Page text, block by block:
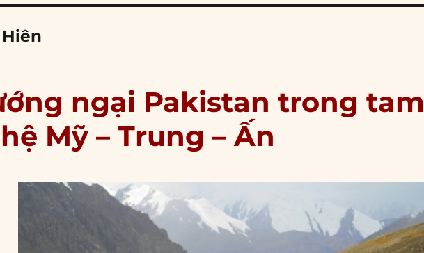
ngại Pakistan trong tam
Mỹ – Trung – Ấn